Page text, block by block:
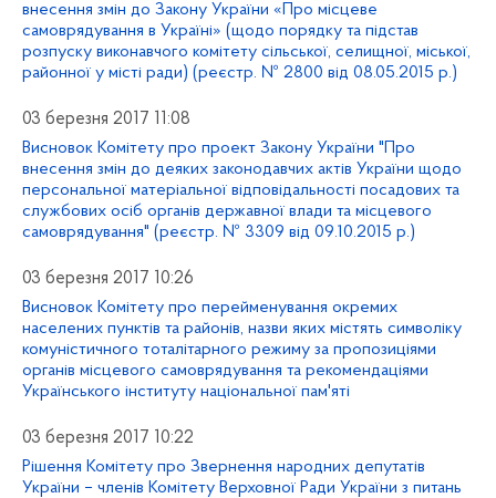
внесення змін до Закону України «Про місцеве
самоврядування в Україні» (щодо порядку та підстав
розпуску виконавчого комітету сільської, селищної, міської,
районної у місті ради) (реєстр. № 2800 від 08.05.2015 р.)
03 березня 2017 11:08
Висновок Комітету про проект Закону України "Про
внесення змін до деяких законодавчих актів України щодо
персональної матеріальної відповідальності посадових та
службових осіб органів державної влади та місцевого
самоврядування" (реєстр. № 3309 від 09.10.2015 р.)
03 березня 2017 10:26
Висновок Комітету про перейменування окремих
населених пунктів та районів, назви яких містять символіку
комуністичного тоталітарного режиму за пропозиціями
органів місцевого самоврядування та рекомендаціями
Українського інституту національної пам'яті
03 березня 2017 10:22
Рішення Комітету про Звернення народних депутатів
України – членів Комітету Верховної Ради України з питань